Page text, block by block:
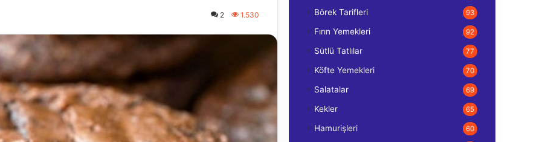
2 1.530 Börek Tarifleri 93
Fırın Yemekleri 92
Sütlü Tatlılar 77
Köfte Yemekleri 70
Salatalar 69
Kekler 65
Hamurişleri 60